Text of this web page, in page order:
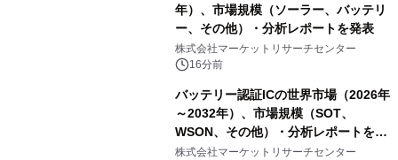
年）、市場規模（ソーラー、バッテリ
ー、その他）・分析レポートを発表
株式会社マーケットリサーチセンター
16分前
バッテリー認証ICの世界市場（2026年
～2032年）、市場規模（SOT、
WSON、その他）・分析レポートを発
表
株式会社マーケットリサーチセンター